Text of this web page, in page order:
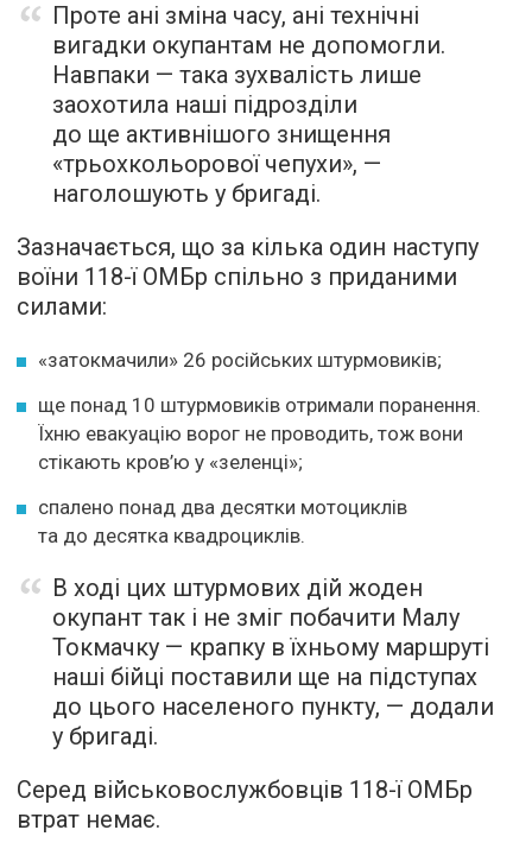
Проте ані зміна часу, ані технічні
вигадки окупантам не допомогли.
Навпаки — така зухвалість лише
заохотила наші підрозділи
до ще активнішого знищення
«трьохкольорової чепухи», —
наголошують у бригаді.
Зазначається, що за кілька один наступу
воїни 118-ї ОМБр спільно з приданими
силами:
«затокмачили» 26 російських штурмовиків;
ще понад 10 штурмовиків отримали поранення.
Їхню евакуацію ворог не проводить, тож вони
стікають кров’ю у «зеленці»;
спалено понад два десятки мотоциклів
та до десятка квадроциклів.
В ході цих штурмових дій жоден
окупант так і не зміг побачити Малу
Токмачку — крапку в їхньому маршруті
наші бійці поставили ще на підступах
до цього населеного пункту, — додали
у бригаді.
Серед військовослужбовців 118-ї ОМБр
втрат немає.